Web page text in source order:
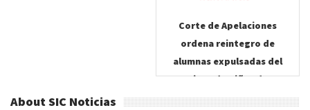
Corte de Apelaciones
ordena reintegro de
alumnas expulsadas del
Liceo de Niñas de
Concepción.
About SIC Noticias